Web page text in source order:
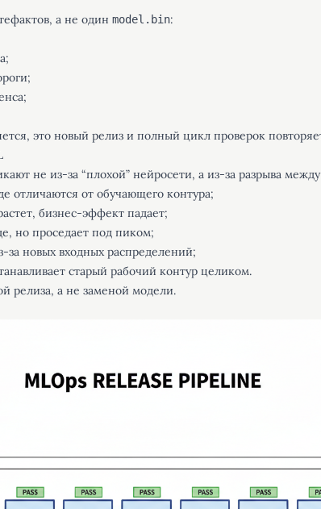
а не один model.bin:
это новый релиз и полный цикл проверок
не из-за “плохой” нейросети, а из-за разрыва
отличаются от обучающего контура;
бизнес-эффект падает;
но проседает под пиком;
за новых входных распределений;
старый рабочий контур целиком.
релиза, а не заменой модели.